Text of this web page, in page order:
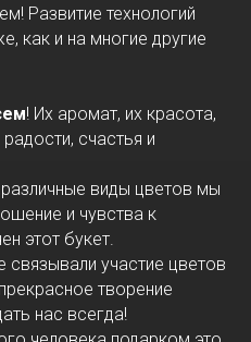
Развитие технологий
как и на многие другие
! Их аромат, их красота,
счастья и
виды цветов мы
и чувства к
этот букет.
участие цветов
творение
нас всегда!